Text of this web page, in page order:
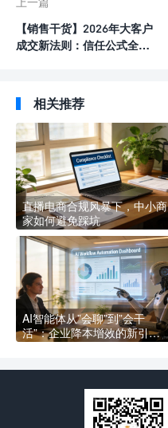
【销售干货】2026年大客户
成交新法则：信任公式全面
相关推荐
直播电商合规风暴下，中小商
家如何避免踩坑
AI智能体从”会聊”到”会干
活”：企业降本增效的新引擎